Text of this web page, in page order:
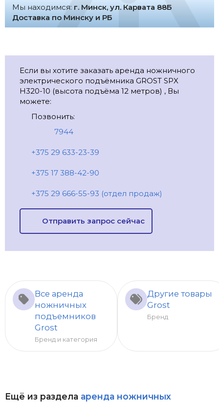
Мы находимся: г. Минск, ул. Карвата 88Б
Доставка по Минску и РБ
Если вы хотите заказать аренда ножничного
электрического подъёмника GROST SPX
H320-10 (высота подъёма 12 метров) , Вы
можете:
Позвонить:
7944
+375 29 633-23-39
+375 17 388-42-90
+375 29 666-55-93 (отдел продаж)
Отправить запрос сейчас
Все аренда
ножничных
подъемников
Grost
Бренд и категория
Другие товары
Grost
Бренд
Ещё из раздела аренда ножничных